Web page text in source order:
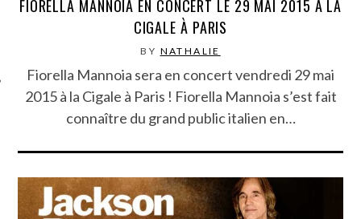
SOCIAUX
FIORELLA MANNOIA EN CONCERT LE 29 MAI 2015 À LA
CIGALE À PARIS
BY NATHALIE
Fiorella Mannoia sera en concert vendredi 29 mai
2015 à la Cigale à Paris ! Fiorella Mannoia s’est fait
connaître du grand public italien en…